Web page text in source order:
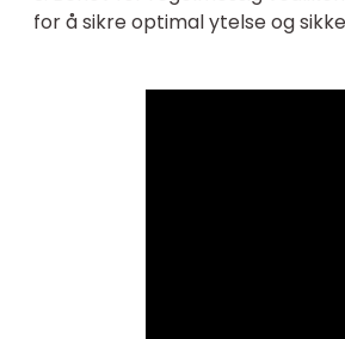
for å sikre optimal ytelse og